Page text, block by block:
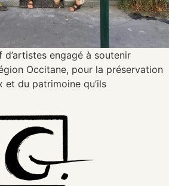
engagé à soutenir
Occitane, pour la préservation
et du patrimoine qu’ils